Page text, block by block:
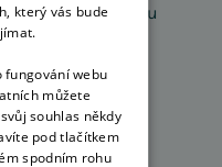
fázích růstu
vám
který vás bude
fungování webu
můžete
souhlas někdy
pod tlačítkem
spodním rohu